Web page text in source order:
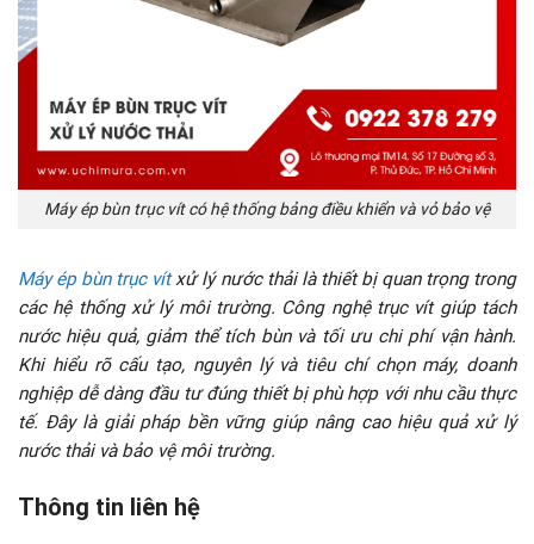
Máy ép bùn trục vít có hệ thống bảng điều khiển và vỏ bảo vệ
Máy ép bùn trục vítxử lý nước thải là thiết bị quan trọng trong
các hệ thống xử lý môi trường. Công nghệ trục vít giúp tách
nước hiệu quả, giảm thể tích bùn và tối ưu chi phí vận hành.
Khi hiểu rõ cấu tạo, nguyên lý và tiêu chí chọn máy, doanh
nghiệp dễ dàng đầu tư đúng thiết bị phù hợp với nhu cầu thực
tế. Đây là giải pháp bền vững giúp nâng cao hiệu quả xử lý
nước thải và bảo vệ môi trường.
Thông tin liên hệ